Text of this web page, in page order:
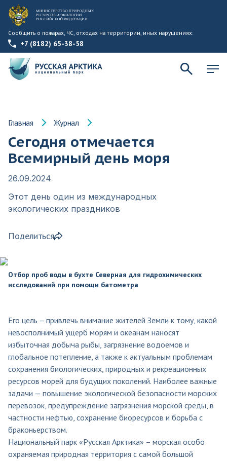
Сообщить о пожарах, ЧС, отходах на территории, иных нарушениях:
+7 (8182) 65-38-58
Главная Журнал
Сегодня отмечается
Всемирный день моря
26.09.2024
Этот день один из международных
экологических праздников
Поделиться
Отбор проб воды в бухте Северная для гидрохимических
исследований при помощи батометра
Его цель – привлечь внимание жителей Земли к тому, какой
невосполнимый ущерб морям и океанам наносят
избыточная добыча рыбы, загрязнение водоемов и
глобальное потепление, а также к актуальным проблемам
сохранения биологических, природных и рекреационных
ресурсов морей для будущих поколений. Наиболее важные
задачи — повышение экологической безопасности морских
перевозок, предупреждение загрязнения морской среды, в
частности нефтью, сохранение биоресурсов и борьба с
браконьерством.
Национальный парк «Русская Арктика» – морская особо
охраняемая природная территория с самой большой